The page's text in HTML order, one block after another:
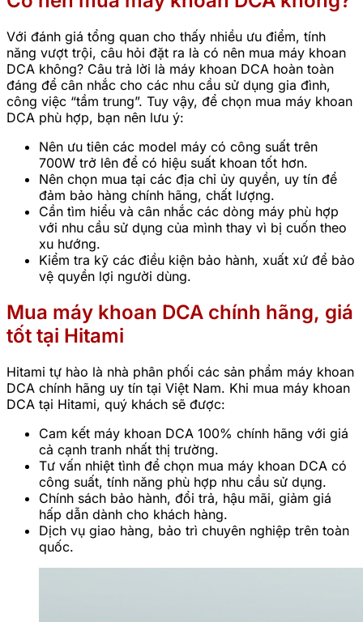
Với đánh giá tổng quan cho thấy nhiều ưu điểm, tính
năng vượt trội, câu hỏi đặt ra là có nên mua máy khoan
DCA không? Câu trả lời là máy khoan DCA hoàn toàn
đáng để cân nhắc cho các nhu cầu sử dụng gia đình,
công việc “tầm trung”. Tuy vậy, để chọn mua máy khoan
DCA phù hợp, bạn nên lưu ý:
Nên ưu tiên các model máy có công suất trên
700W trở lên để có hiệu suất khoan tốt hơn.
Nên chọn mua tại các địa chỉ ủy quyền, uy tín để
đảm bảo hàng chính hãng, chất lượng.
Cần tìm hiểu và cân nhắc các dòng máy phù hợp
với nhu cầu sử dụng của mình thay vì bị cuốn theo
xu hướng.
Kiểm tra kỹ các điều kiện bảo hành, xuất xứ để bảo
vệ quyền lợi người dùng.
Mua máy khoan DCA chính hãng, giá
tốt tại Hitami
Hitami tự hào là nhà phân phối các sản phẩm máy khoan
DCA chính hãng uy tín tại Việt Nam. Khi mua máy khoan
DCA tại Hitami, quý khách sẽ được:
Cam kết máy khoan DCA 100% chính hãng với giá
cả cạnh tranh nhất thị trường.
Tư vấn nhiệt tình để chọn mua máy khoan DCA có
công suất, tính năng phù hợp nhu cầu sử dụng.
Chính sách bảo hành, đổi trả, hậu mãi, giảm giá
hấp dẫn dành cho khách hàng.
Dịch vụ giao hàng, bảo trì chuyên nghiệp trên toàn
quốc.